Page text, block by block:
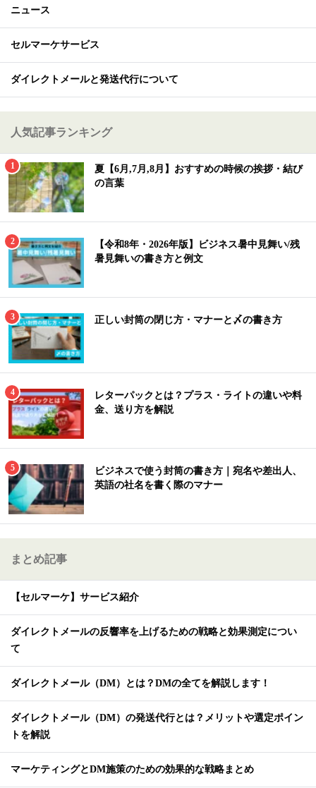
ニュース
セルマーケサービス
ダイレクトメールと発送代行について
人気記事ランキング
夏【6月,7月,8月】おすすめの時候の挨拶・結び
の言葉
【令和8年・2026年版】ビジネス暑中見舞い/残
暑見舞いの書き方と例文
正しい封筒の閉じ方・マナーと〆の書き方
レターパックとは？プラス・ライトの違いや料
金、送り方を解説
ビジネスで使う封筒の書き方｜宛名や差出人、
英語の社名を書く際のマナー
まとめ記事
【セルマーケ】サービス紹介
ダイレクトメールの反響率を上げるための戦略と効果測定につい
て
ダイレクトメール（DM）とは？DMの全てを解説します！
ダイレクトメール（DM）の発送代行とは？メリットや選定ポイン
トを解説
マーケティングとDM施策のための効果的な戦略まとめ